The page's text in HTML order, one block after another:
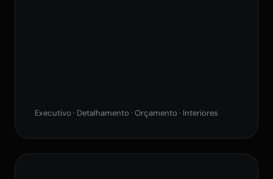
Executivo · Detalhamento · Orçamento · Interiores